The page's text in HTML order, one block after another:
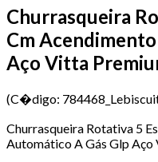
Churrasqueira
Cm
Aço Vitta
(C�digo:
Churrasqueira Rotativa 5
Automático A Gás Glp